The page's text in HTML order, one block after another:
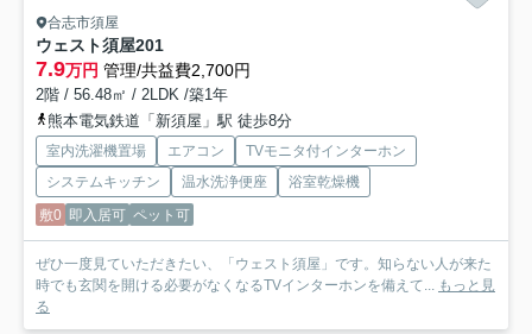
合志市須屋
ウェスト須屋201
7.9万円 管理/共益費2,700円
2階 / 56.48㎡ / 2LDK /築1年
熊本電気鉄道「新須屋」駅 徒歩8分
室内洗濯機置場 エアコン
TVモニタ付インターホン
システムキッチン
温水洗浄便座
浴室乾燥機
敷0 即入居可 ペット可
ぜひ一度見ていただきたい、「ウェスト須屋」です。知らない人が来た
時でも玄関を開ける必要がなくなるTVインターホンを備えて... もっと見
る